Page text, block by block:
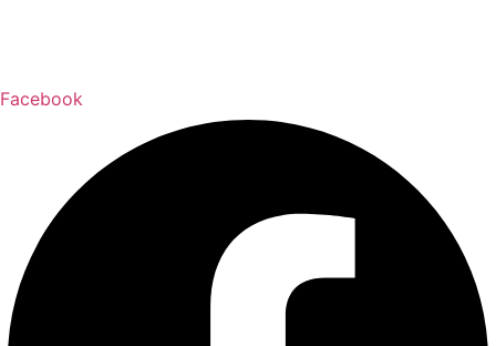
Facebook